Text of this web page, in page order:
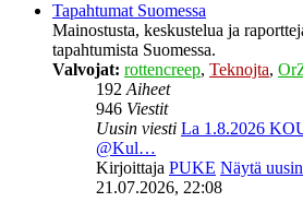
Tapahtumat Suomessa
Mainostusta, keskustelua ja
tapahtumista Suomessa.
Valvojat: rottencreep, Teknojta,
192Aiheet
946 Viestit
Uusin viesti La 1.8.2026
@Kul…
Kirjoittaja PUKE Näytä
21.07.2026, 22:08